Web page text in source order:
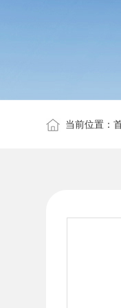
当前位置：